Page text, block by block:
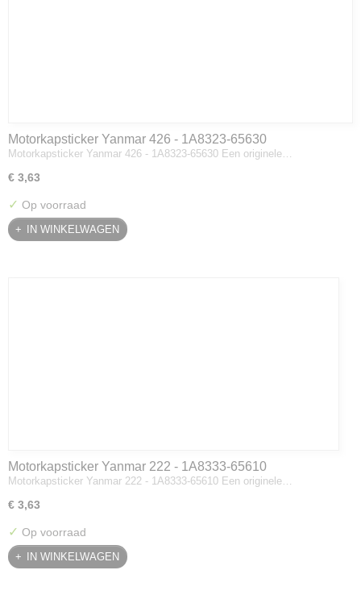
Motorkapsticker Yanmar 426 - 1A8323-65630
Motorkapsticker Yanmar 426 - 1A8323-65630 Een originele…
€ 3,63
✓ Op voorraad
IN WINKELWAGEN
Motorkapsticker Yanmar 222 - 1A8333-65610
Motorkapsticker Yanmar 222 - 1A8333-65610 Een originele…
€ 3,63
✓ Op voorraad
IN WINKELWAGEN